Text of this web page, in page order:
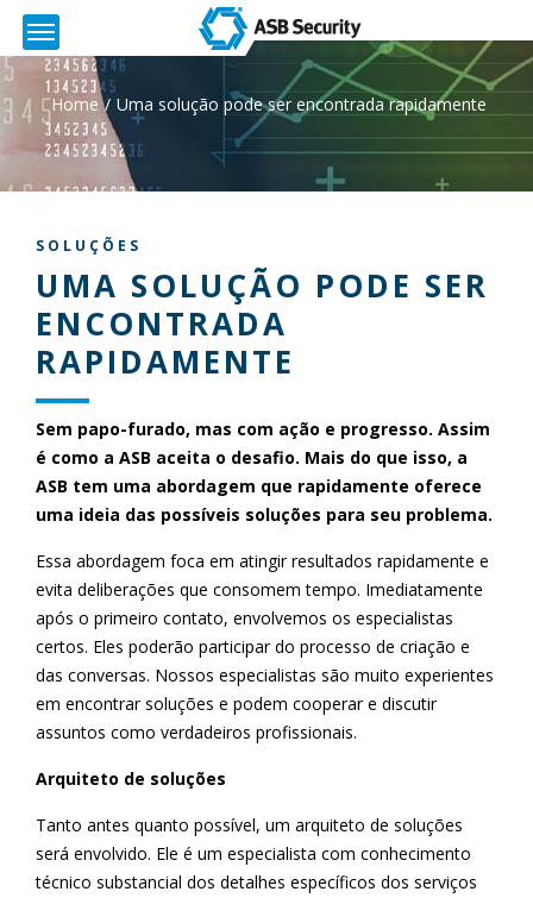
Home Uma solução pode ser encontrada rapidamente
SOLUÇÕES
UMA SOLUÇÃO PODE SER
ENCONTRADA
RAPIDAMENTE
Sem papo-furado, mas com ação e progresso. Assim
é como a ASB aceita o desafio. Mais do que isso, a
ASB tem uma abordagem que rapidamente oferece
uma ideia das possíveis soluções para seu problema.
Essa abordagem foca em atingir resultados rapidamente e
evita deliberações que consomem tempo. Imediatamente
após o primeiro contato, envolvemos os especialistas
certos. Eles poderão participar do processo de criação e
das conversas. Nossos especialistas são muito experientes
em encontrar soluções e podem cooperar e discutir
assuntos como verdadeiros profissionais.
Arquiteto de soluções
Tanto antes quanto possível, um arquiteto de soluções
será envolvido. Ele é um especialista com conhecimento
técnico substancial dos detalhes específicos dos serviços